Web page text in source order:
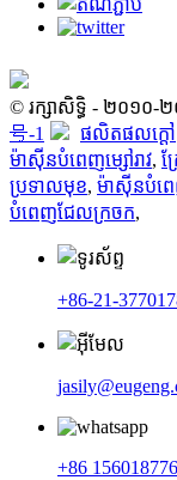
© រក្សាសិទ្ធិ - ២០១០-
号-1
ផលិតផលក្តៅ
ម៉ាស៊ីនបំពេញម្សៅរាវ, ក្
ប្រទាលមុខ, ម៉ាស៊ីនបំព
បំពេញជែលក្រចក,
+86-21-
+86